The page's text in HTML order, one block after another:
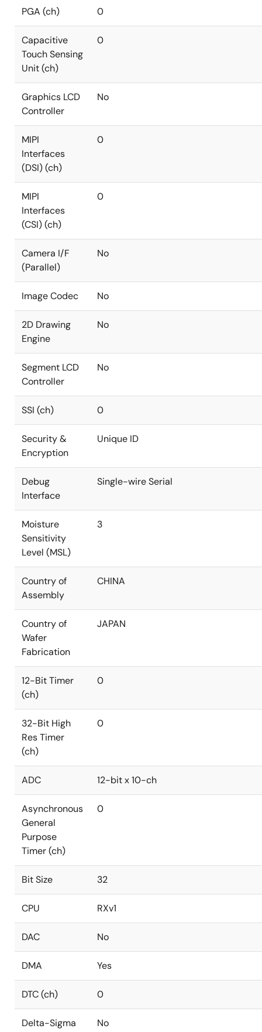
PGA (ch) 0
Capacitive
Touch Sensing
Unit (ch)
0
Graphics LCD
Controller
No
MIPI
Interfaces
(DSI) (ch)
0
MIPI
Interfaces
(CSI) (ch)
0
Camera I/F
(Parallel)
No
Image Codec No
2D Drawing
Engine
No
Segment LCD
Controller
No
SSI (ch) 0
Security &
Encryption
Unique ID
Debug
Interface
Single-wire Serial
Moisture
Sensitivity
Level (MSL)
3
Country of
Assembly
CHINA
Country of
Wafer
Fabrication
JAPAN
12-Bit Timer
(ch)
0
32-Bit High
Res Timer
(ch)
0
ADC 12-bit x 10-ch
Asynchronous
General
Purpose
Timer (ch)
0
Bit Size 32
CPU RXv1
DAC No
DMA Yes
DTC (ch) 0
Delta-Sigma
No